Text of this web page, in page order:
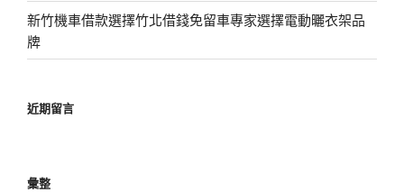
新竹機車借款選擇竹北借錢免留車專家選擇電動曬衣架品
牌
近期留言
彙整